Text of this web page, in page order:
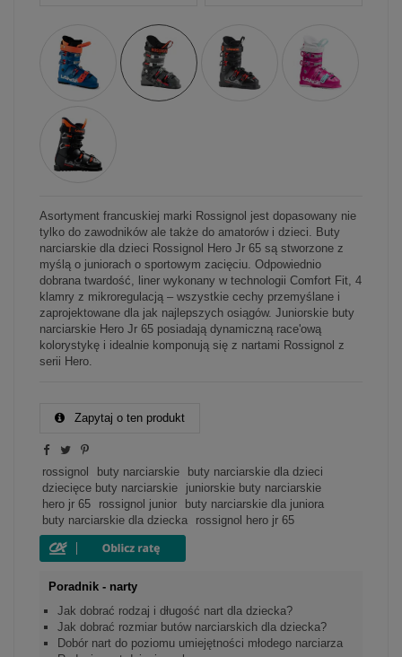
Asortyment francuskiej marki Rossignol jest dopasowany nie
tylko do zawodników ale także do amatorów i dzieci. Buty
narciarskie dla dzieci Rossignol Hero Jr 65 są stworzone z
myślą o juniorach o sportowym zacięciu. Odpowiednio
dobrana twardość, liner wykonany w technologii Comfort Fit, 4
klamry z mikroregulacją – wszystkie cechy przemyślane i
zaprojektowane dla jak najlepszych osiągów. Juniorskie buty
narciarskie Hero Jr 65 posiadają dynamiczną race'ową
kolorystykę i idealnie komponują się z nartami Rossignol z
serii Hero.
Zapytaj o ten produkt
rossignol buty narciarskie
buty narciarskie dla dzieci
dziecięce buty narciarskie
juniorskie buty narciarskie
hero jr 65
rossignol junior
buty narciarskie dla juniora
buty narciarskie dla dziecka
rossignol hero jr 65
Poradnik - narty
Jak dobrać rodzaj i długość nart dla dziecka?
Jak dobrać rozmiar butów narciarskich dla dziecka?
Dobór nart do poziomu umiejętności młodego narciarza